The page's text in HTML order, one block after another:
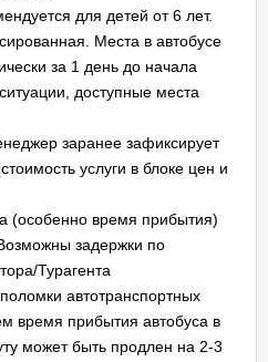
для детей от 6 лет.
Места в автобусе
за 1 день до начала
доступные места
заранее зафиксирует
услуги в блоке цен и
(особенно время прибытия)
задержки по
Турагента
автотранспортных
время прибытия автобуса в
может быть продлен на 2-3